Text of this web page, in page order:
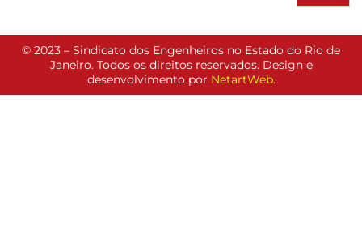
© 2023 – Sindicato dos Engenheiros no Estado do Rio de
Janeiro. Todos os direitos reservados. Design e
desenvolvimento por NetartWeb.